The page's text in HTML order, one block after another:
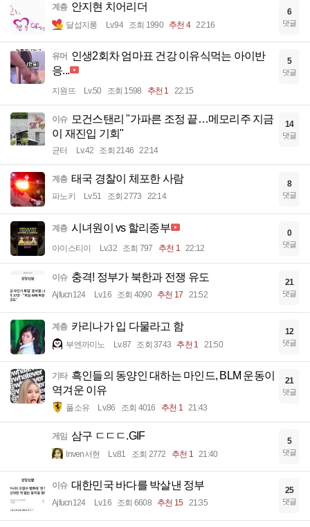
계층 안지현 치어리더
달섭지롱 Lv.94 조회 1990 추천 4 22:16
6
댓글
유머 인생2회차 엄마표 건강 이유식먹는 아이반
응...
지원뜨 Lv.50 조회 1598 추천 1 22:15
5
댓글
이슈 모건스탠리 "가파른 조정 끝…메모리주 지금
이 재진입 기회"
균터 Lv.42 조회 2146 22:14
14
댓글
계층 태국 경찰이 체포한 사람
파노키 Lv.51 조회 2773 22:14
8
댓글
계층 시녀원이 vs 할리종부
아이스티이 Lv.32 조회 797 추천 1 22:12
0
댓글
이슈 충격! 정부가 북한과 전쟁 유도
Ajfucn124 Lv.16 조회 4090 추천 17 21:52
21
댓글
계층 카리나가 입 다물라고 함
부엔까미노 Lv.87 조회 3743 추천 1 21:50
12
댓글
기타 흑인들의 동양인 대하는 마인드, BLM 운동이
역겨운 이유
풀소유 Lv.86 조회 4016 추천 1 21:43
21
댓글
게임 삼구 ㄷㄷㄷ.GIF
Inven서현 Lv.81 조회 2772 추천 1 21:40
5
댓글
이슈 대한민국 바다를 박살낸 정부
Ajfucn124 Lv.16 조회 6608 추천 15 21:35
25
댓글